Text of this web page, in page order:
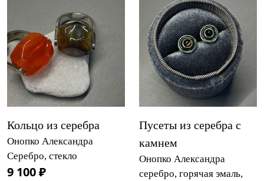
Кольцо из серебра
Онопко Александра
Серебро, стекло
9 100 ₽
Пусеты из серебра с
камнем
Онопко Александра
серебро, горячая эмаль,